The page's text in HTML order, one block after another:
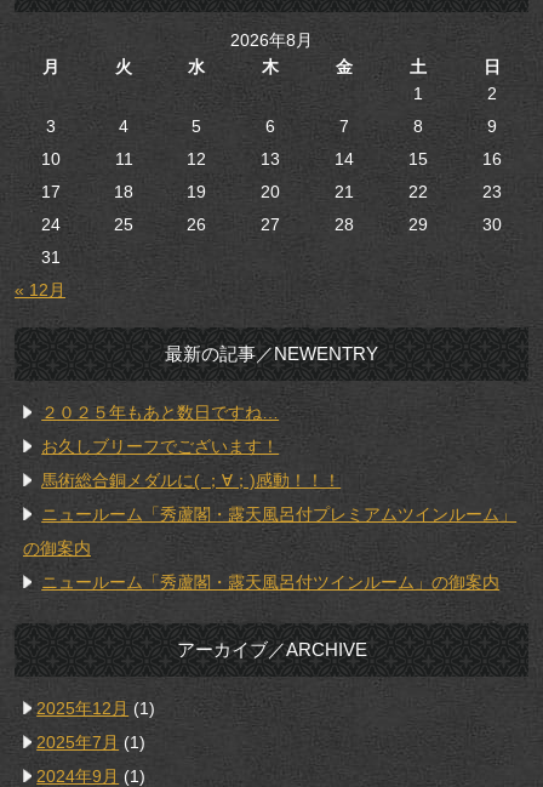
2026年8月
月
火 水 木 金 土
日
1
2
3
4 5 6 7 8
9
10
11 12 13 14 15
16
17
18 19 20 21 22
23
24
25 26 27 28 29
30
31
« 12月
最新の記事／NEWENTRY
２０２５年もあと数日ですね…
お久しブリーフでございます！
馬術総合銅メダルに( ；∀；)感動！！！
ニュールーム「秀蘆閣・露天風呂付プレミアムツインルーム」
の御案内
ニュールーム「秀蘆閣・露天風呂付ツインルーム」の御案内
アーカイブ／ARCHIVE
2025年12月 (1)
2025年7月 (1)
2024年9月 (1)